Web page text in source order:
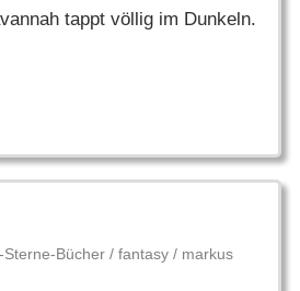
tappt völlig im Dunkeln.
Sterne-Bücher / fantasy / markus